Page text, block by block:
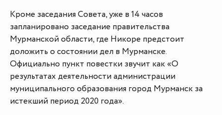
Кроме заседания Совета, уже в 14 часов
запланировано заседание правительства
Мурманской области, где Никоре предстоит
доложить о состоянии дел в Мурманске.
Официально пункт повестки звучит как «О
результатах деятельности администрации
муниципального образования город Мурманск за
истекший период 2020 года».